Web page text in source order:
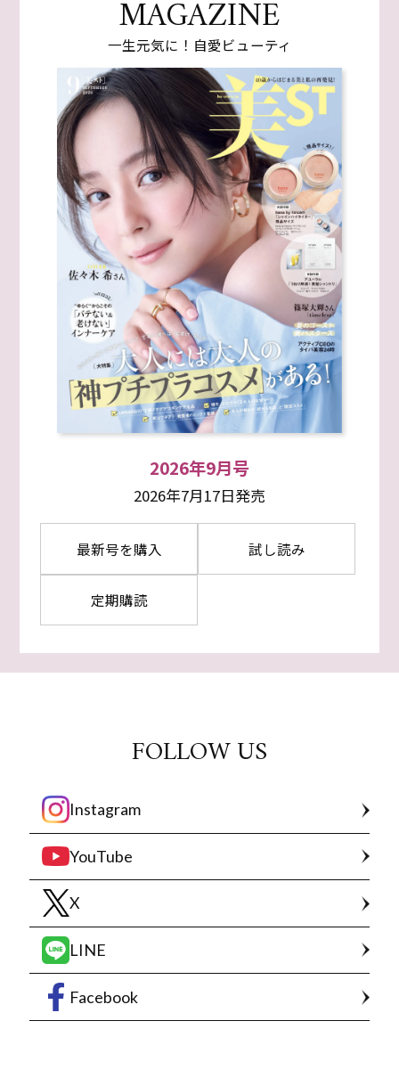
MAGAZINE
一生元気に！自愛ビューティ
2026年9月号
2026年7月17日発売
最新号を購入 試し読み
定期購読
FOLLOW US
Instagram
YouTube
X
LINE
Facebook